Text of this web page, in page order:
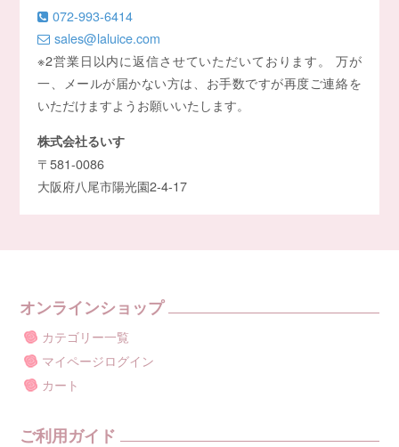
072-993-6414
sales@laluice.com
※2営業日以内に返信させていただいております。 万が
一、メールが届かない方は、お手数ですが再度ご連絡を
いただけますようお願いいたします。
株式会社るいす
〒581-0086
大阪府八尾市陽光園2-4-17
オンラインショップ
カテゴリー一覧
マイページログイン
カート
ご利用ガイド